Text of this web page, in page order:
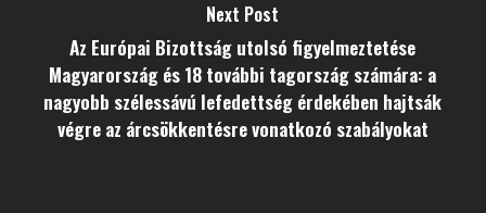
Next Post
Az Európai Bizottság utolsó figyelmeztetése
Magyarország és 18 további tagország számára: a
nagyobb szélessávú lefedettség érdekében hajtsák
végre az árcsökkentésre vonatkozó szabályokat